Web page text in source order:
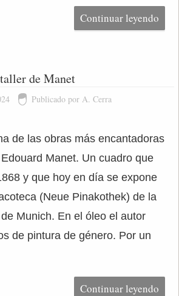
Continuar leyendo
de Manet
Publicado por A. Cerra
de las obras más encantadoras
Manet. Un cuadro que
y que hoy en día se expone
(Neue Pinakothek) de la
Munich. En el óleo el autor
de pintura de género. Por un
Continuar leyendo